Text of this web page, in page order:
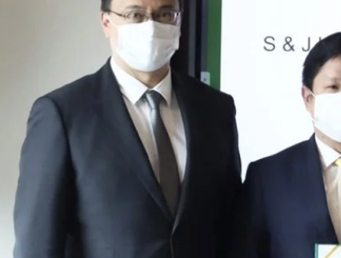
พื่อยกระดับศักยภาพธุรกิจให้แข็งแกร่งในด้านการวิจัย พัฒนาผลิตภัณฑ์ที่มี
ญชงและน้ามันกัญชงเกรดพรีเมียม โดยเตรียมนำร่องจำหน่ายในช่วงต้นปี